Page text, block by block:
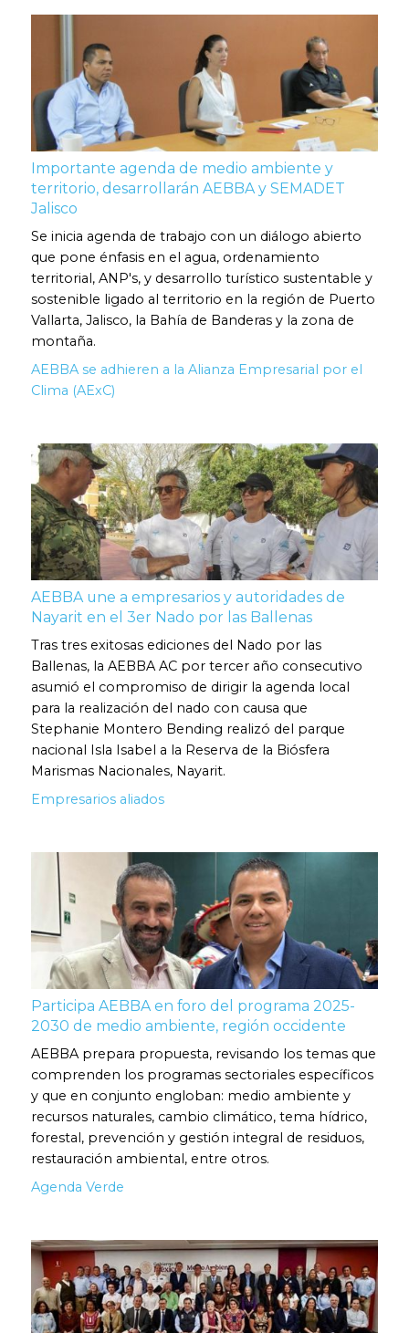
Importante agenda de medio ambiente y
territorio, desarrollarán AEBBA y SEMADET
Jalisco
Se inicia agenda de trabajo con un diálogo abierto
que pone énfasis en el agua, ordenamiento
territorial, ANP's, y desarrollo turístico sustentable y
sostenible ligado al territorio en la región de Puerto
Vallarta, Jalisco, la Bahía de Banderas y la zona de
montaña.
AEBBA se adhieren a la Alianza Empresarial por el
Clima (AExC)
AEBBA une a empresarios y autoridades de
Nayarit en el 3er Nado por las Ballenas
Tras tres exitosas ediciones del Nado por las
Ballenas, la AEBBA AC por tercer año consecutivo
asumió el compromiso de dirigir la agenda local
para la realización del nado con causa que
Stephanie Montero Bending realizó del parque
nacional Isla Isabel a la Reserva de la Biósfera
Marismas Nacionales, Nayarit.
Empresarios aliados
Participa AEBBA en foro del programa 2025-
2030 de medio ambiente, región occidente
AEBBA prepara propuesta, revisando los temas que
comprenden los programas sectoriales específicos
y que en conjunto engloban: medio ambiente y
recursos naturales, cambio climático, tema hídrico,
forestal, prevención y gestión integral de residuos,
restauración ambiental, entre otros.
Agenda Verde